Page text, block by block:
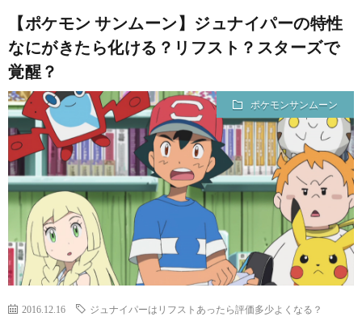
の
ム
ま
と
め
【ポケモン サンムーン】ジュナイパーの特性
なにがきたら化ける？リフスト？スターズで
覚醒？
ポケモンサンムーン
2016.12.16 ジュナイパーはリフストあったら評価多少よくなる？